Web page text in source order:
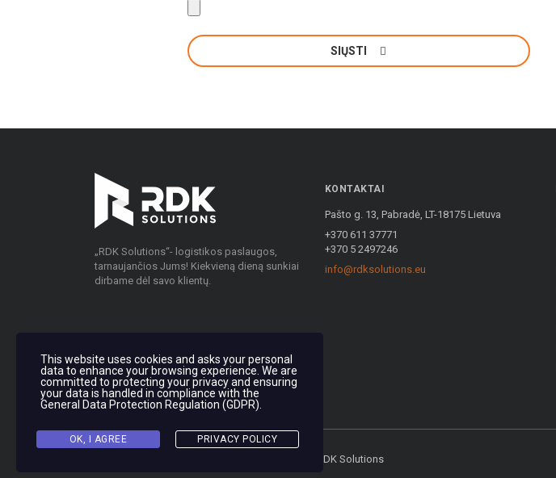
SIŲSTI
„RDK Solutions“- logistikos paslaugos,
tarnaujančios Jums! Kiekvieną dieną sunkiai
dirbame dėl savo klientų.
KONTAKTAI
Pašto g. 13, Pabradė, LT-18175 Lietuva
+370 611 37771
+370 5 2497246
info@rdksolutions.eu
© 2020 RDK Solutions- Visos teisės saugomos RDK Solutions
This website uses cookies and asks your personal
data to enhance your browsing experience. We are
committed to protecting your privacy and ensuring
your data is handled in compliance with the
General Data Protection Regulation (GDPR)
OK, I AGREE PRIVACY POLICY